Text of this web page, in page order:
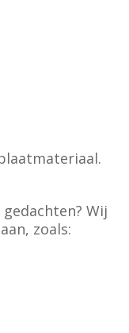
Wij
aan, zoals: